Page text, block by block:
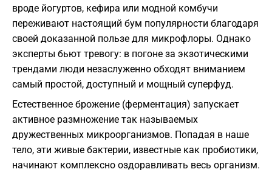
вроде йогуртов, кефира или модной комбучи
переживают настоящий бум популярности благодаря
своей доказанной пользе для микрофлоры. Однако
эксперты бьют тревогу: в погоне за экзотическими
трендами люди незаслуженно обходят вниманием
самый простой, доступный и мощный суперфуд.
Естественное брожение (ферментация) запускает
активное размножение так называемых
дружественных микроорганизмов. Попадая в наше
тело, эти живые бактерии, известные как пробиотики,
начинают комплексно оздоравливать весь организм.